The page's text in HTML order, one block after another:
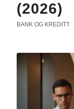
(2026)
BANK OG KREDITT